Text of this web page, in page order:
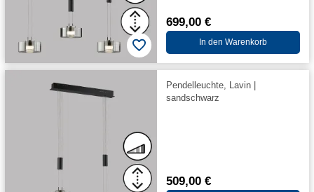
699,00 €
In den Warenkorb
Pendelleuchte, Lavin |
sandschwarz
509,00 €